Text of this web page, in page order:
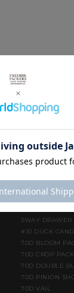
ACCESSORIES
3WAY DRAWER
#10 DUCK
70D BLOOM
70D CROP PACK
70D DOUBLE
70D PINION
70D VAIL